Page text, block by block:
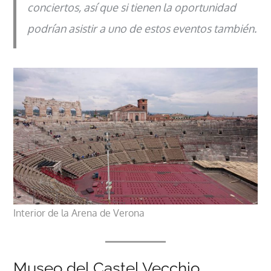
conciertos, así que si tienen la oportunidad
podrían asistir a uno de estos eventos también.
Interior de la Arena de Verona